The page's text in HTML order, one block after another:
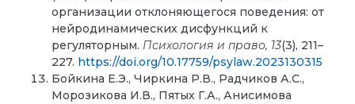
организации отклоняющегося поведения: от
нейродинамических дисфункций к
регуляторным. Психология и право, 13(3), 211–
227. https://doi.org/10.17759/psylaw.2023130315
Бойкина Е.Э., Чиркина Р.В., Радчиков А.С.,
Морозикова И.В., Пятых Г.А., Анисимова